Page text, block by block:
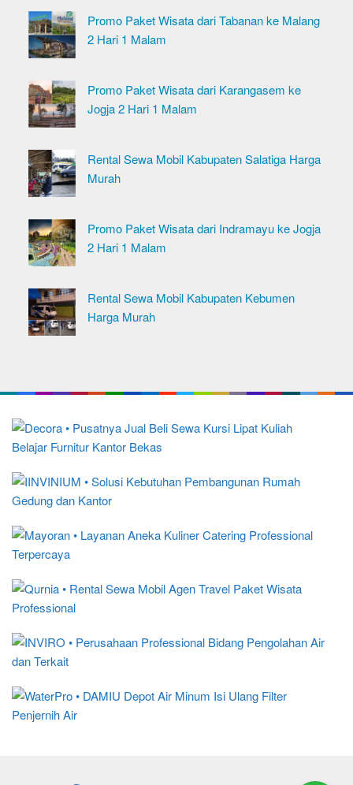
Promo Paket Wisata dari Tabanan ke Malang
2 Hari 1 Malam
Promo Paket Wisata dari Karangasem ke
Jogja 2 Hari 1 Malam
Rental Sewa Mobil Kabupaten Salatiga Harga
Murah
Promo Paket Wisata dari Indramayu ke Jogja
2 Hari 1 Malam
Rental Sewa Mobil Kabupaten Kebumen
Harga Murah